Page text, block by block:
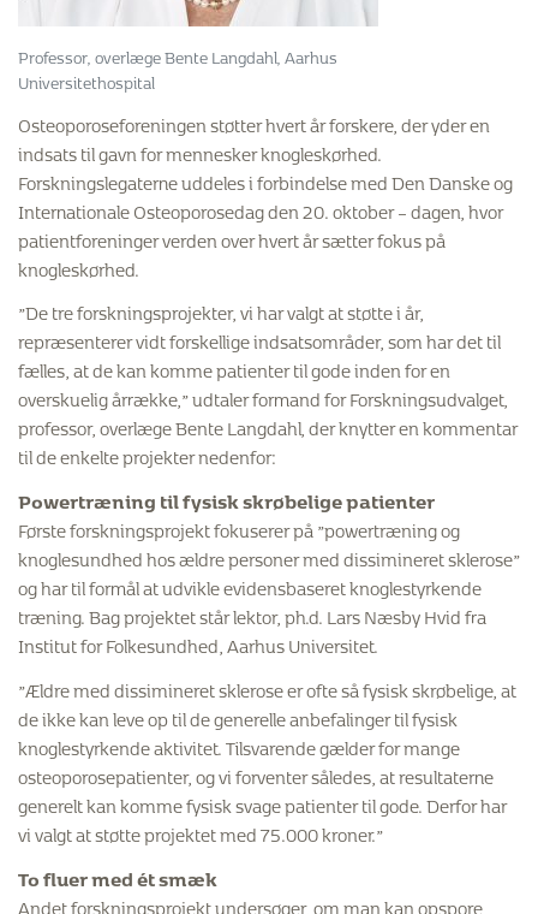
Professor, overlæge Bente Langdahl, Aarhus
Universitethospital
Osteoporoseforeningen støtter hvert år forskere, der yder en
indsats til gavn for mennesker knogleskørhed.
Forskningslegaterne uddeles i forbindelse med Den Danske og
Internationale Osteoporosedag den 20. oktober – dagen, hvor
patientforeninger verden over hvert år sætter fokus på
knogleskørhed.
”De tre forskningsprojekter, vi har valgt at støtte i år,
repræsenterer vidt forskellige indsatsområder, som har det til
fælles, at de kan komme patienter til gode inden for en
overskuelig årrække,” udtaler formand for Forskningsudvalget,
professor, overlæge Bente Langdahl, der knytter en kommentar
til de enkelte projekter nedenfor:
Powertræning til fysisk skrøbelige patienter
Første forskningsprojekt fokuserer på ”powertræning og
knoglesundhed hos ældre personer med dissimineret sklerose”
og har til formål at udvikle evidensbaseret knoglestyrkende
træning. Bag projektet står lektor, ph.d. Lars Næsby Hvid fra
Institut for Folkesundhed, Aarhus Universitet.
”Ældre med dissimineret sklerose er ofte så fysisk skrøbelige, at
de ikke kan leve op til de generelle anbefalinger til fysisk
knoglestyrkende aktivitet. Tilsvarende gælder for mange
osteoporosepatienter, og vi forventer således, at resultaterne
generelt kan komme fysisk svage patienter til gode. Derfor har
vi valgt at støtte projektet med 75.000 kroner.”
To fluer med ét smæk
Andet forskningsprojekt undersøger, om man kan opspore